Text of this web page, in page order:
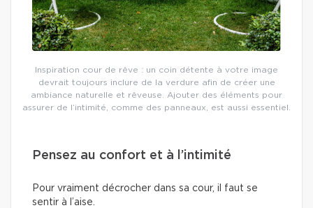
Inspiration cour de rêve : un coin détente à votre image
devrait toujours inclure de la verdure afin de créer une
ambiance naturelle et rêveuse. Ajouter des éléments pour
assurer de l’intimité, comme des panneaux, est aussi essentiel.
Pensez au confort et à l’intimité
Pour vraiment décrocher dans sa cour, il faut se
sentir à l’aise.